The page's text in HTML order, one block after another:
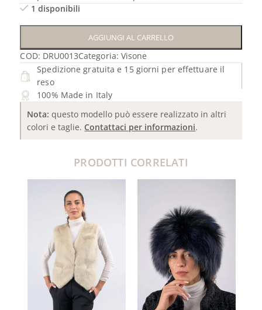
1 disponibili
AGGIUNGI AL CARRELLO
COD: DRU0013Categoria: Visone
Spedizione gratuita e 15 giorni per effettuare il
reso
100% Made in Italy
Nota: questo modello può essere realizzato in altri
colori e taglie. Contattaci per informazioni.
PRODOTTI CORRELATI